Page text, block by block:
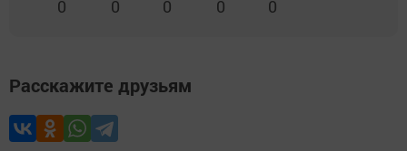
0 0 0 0 0
Расскажите друзьям